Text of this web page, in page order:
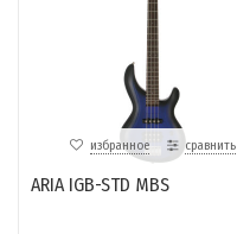
избранное сравнить
ARIA IGB-STD MBS